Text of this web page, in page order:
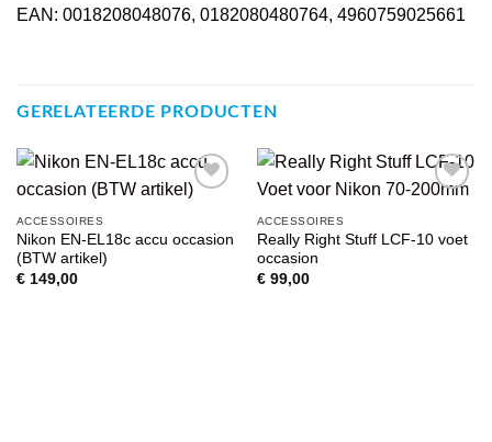
EAN: 0018208048076, 0182080480764, 4960759025661
GERELATEERDE PRODUCTEN
WENSENLIJST
ACCESSOIRES
Nikon EN-EL18c accu occasion
(BTW artikel)
€149,00
WENSENLIJST
ACCESSOIRES
Really Right Stuff LCF-10 voet
occasion
€99,00